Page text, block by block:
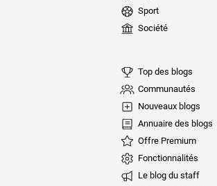
Sport
Société
Top des blogs
Communautés
Nouveaux blogs
Annuaire des blogs
Offre Premium
Fonctionnalités
Le blog du staff